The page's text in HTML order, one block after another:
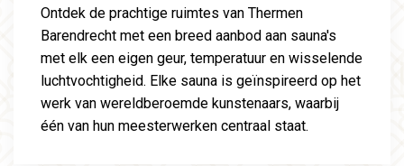
Ontdek de prachtige ruimtes van Thermen
Barendrecht met een breed aanbod aan sauna's
met elk een eigen geur, temperatuur en wisselende
luchtvochtigheid. Elke sauna is geïnspireerd op het
werk van wereldberoemde kunstenaars, waarbij
één van hun meesterwerken centraal staat.